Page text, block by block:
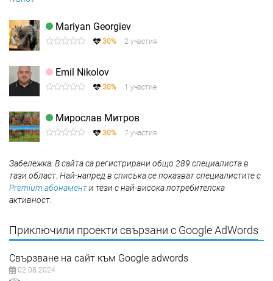
Mariyan Georgiev
30% 2 участия
Emil Nikolov
30% 1 участие
Мирослав Митров
30% 7 участия
Забележка: В сайта са регистрирани общо 289 специалиста в
тази област. Най-напред в списъка се показват специалистите с
Premium абонаменти тези с най-висока потребителска
активност.
Приключили проекти свързани с Google AdWords
Свързване на сайт към Google adwords
02.08.2024